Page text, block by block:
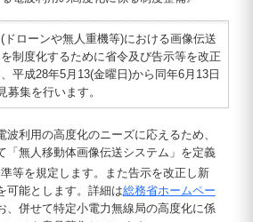
ローンや無人重機等)における画像伝送
制度化するために省令及び告示等を改正
平成28年5月13(金曜日)から同年6月13日
募集を行います。
利用の高度化のニーズに応えるため、
「無人移動体画像伝送システム」を定義
等を規定します。また告示を改正し新
可能とします。詳細は総務省ホームペー
、併せて特定小電力無線局の高度化に係